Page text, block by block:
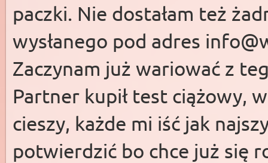
paczki. Nie dostałam też
wysłanego pod adres
Zaczynam już wariować z
Partner kupił test ciążowy,
cieszy, każde mi iść jak
potwierdzić bo chce już się